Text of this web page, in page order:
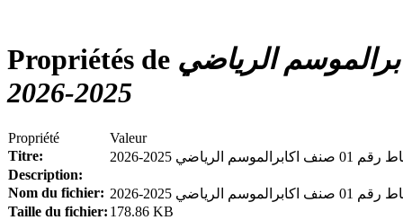
Propriétés de
2025-2026
Propriété
Valeur
Titre:
2025-2026
Description:
Nom du fichier:
Taille du fichier: 178.86 KB